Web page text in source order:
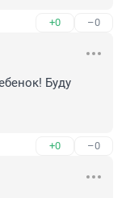
+0 –0
Буду
+0 –0